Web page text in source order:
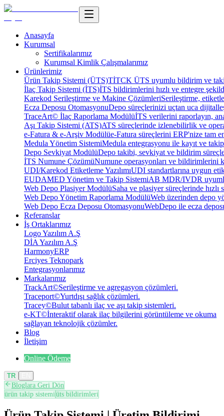
Anasayfa
Kurumsal
Sertifikalarımız
Kurumsal Kimlik Çalışmalarımız
Ürünlerimiz
Ürün Takip Sistemi (ÜTS)TİTCK ÜTS uyumlu bildirim ve
İlaç Takip Sistemi (İTS)İTS bildirimlerini hızlı ve entegre
Karekod Serileştirme ve Makine ÇözümleriSerileştirme,
Ecza Deposu OtomasyonuDepo süreçlerinizi uçtan uca
TraceArt© İlaç Raporlama ModülüİTS verilerini raporlayın,
Aşı Takip Sistemi (ATS)ATS süreçlerinde izlenebilirlik ve
e-Fatura & e-Arşiv Modülüe-Fatura süreçlerini ERP'nize tam
Medula Yönetim SistemiMedula entegrasyonu ile kayıt ve
Depo Sevkiyat ModülüDepo takibi, sevkiyat ve bildirim
İTS Numune ÇözümüNumune operasyonları ve bildirimlerini
UDI/Karekod Etiketleme YazılımıUDI standartlarına uygun
EUDAMED Yönetim ve Takip SistemiAB MDR/IVDR
Web Depo Plasiyer ModülüSaha ve plasiyer süreçlerinde hızlı
Web Depo Yönetim Raporlama ModülüWeb üzerinden depo
Web Depo Ecza Deposu OtomasyonuWebDepo ile ecza
Referanslar
İş Ortaklarımız
Logo Yazılım A.Ş
DİA Yazılım A.Ş
HarmonyERP
Erciyes Teknopark
Entegrasyonlarımız
Markalarımız
TrackArt©Serileştirme ve agregasyon çözümleri.
Traceport©Yurtdışı sağlık çözümleri.
Tracey©Bulut tabanlı ilaç ve aşı takip sistemleri.
e-KT©İnteraktif olarak ilaç bilgilerini görüntüleme ve okuma
sağlayan teknolojik çözümler.
Blog
İletişim
Online Ödeme
TR
Bloglara Geri Dön
ürün takip sistemiüts bildirimleri